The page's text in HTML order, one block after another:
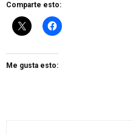
Comparte esto:
Me gusta esto: